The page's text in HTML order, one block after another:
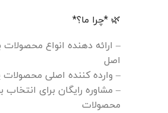
🌿 *چرا ما؟*
– ارائه دهنده انواع
اصل
– وارده کننده اصلی
– مشاوره رایگان برای انتخاب
محصولات